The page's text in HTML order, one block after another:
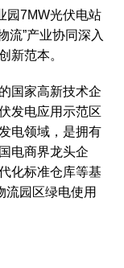
园7MW光伏电站
流”产业协同深入
新范本。
国家高新技术企
发电应用示范区
电领域，是拥有
电商界龙头企
化标准仓库等基
流园区绿电使用